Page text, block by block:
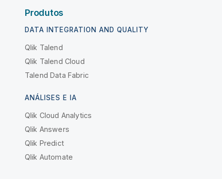
Produtos
DATA INTEGRATION AND QUALITY
Qlik Talend
Qlik Talend Cloud
Talend Data Fabric
ANÁLISES E IA
Qlik Cloud Analytics
Qlik Answers
Qlik Predict
Qlik Automate